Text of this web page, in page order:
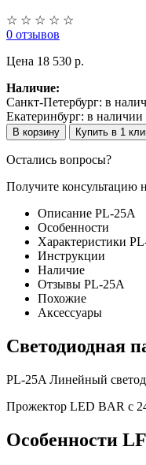
☆ ☆ ☆ ☆ ☆
0 отзывов
Цена 18 530 p.
Наличие:
Санкт-Петербург: в
Екатеринбург: в наличии
В корзину Купить в 1
Остались вопросы?
Получите консультацию
Описание PL-25A
Особенности
Характеристики
Инструкции
Наличие
Отзывы PL-25A
Похожие
Аксессуары
Светодиодная
PL-25A Линейный
Прожектор LED BAR с
Особенности